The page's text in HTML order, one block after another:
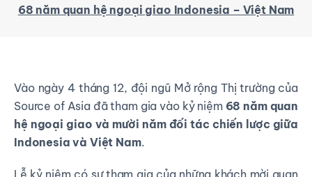
68 năm quan hệ ngoại giao Indonesia – Việt Nam
Vào ngày 4 tháng 12, đội ngũ Mở rộng Thị trường của
Source of Asia đã tham gia vào kỷ niệm 68 năm quan
hệ ngoại giao và mười năm đối tác chiến lược giữa
Indonesia và Việt Nam.